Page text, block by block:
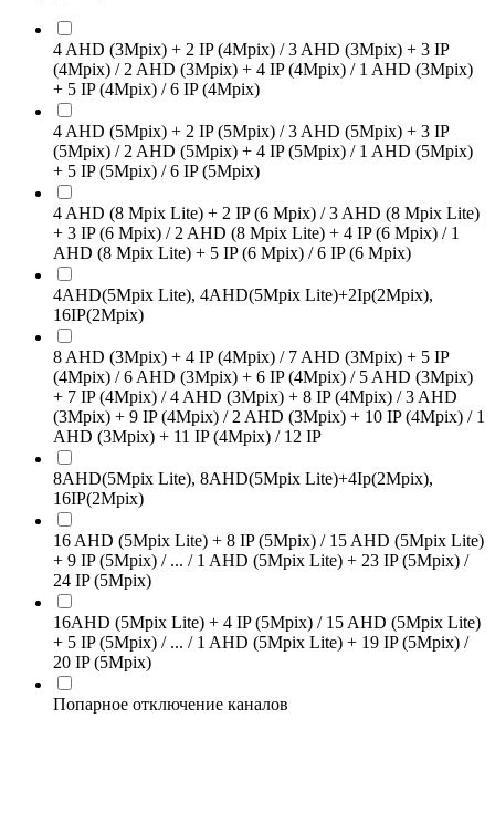
4 AHD (3Mpix) + 2 IP (4Mpix) / 3 AHD (3Mpix) + 3 IP
(4Mpix) / 2 AHD (3Mpix) + 4 IP (4Mpix) / 1 AHD (3Mpix)
+ 5 IP (4Mpix) / 6 IP (4Mpix)
4 AHD (5Mpix) + 2 IP (5Mpix) / 3 AHD (5Mpix) + 3 IP
(5Mpix) / 2 AHD (5Mpix) + 4 IP (5Mpix) / 1 AHD (5Mpix)
+ 5 IP (5Mpix) / 6 IP (5Mpix)
4 AHD (8 Mpix Lite) + 2 IP (6 Mpix) / 3 AHD (8 Mpix Lite)
+ 3 IP (6 Mpix) / 2 AHD (8 Mpix Lite) + 4 IP (6 Mpix) / 1
AHD (8 Mpix Lite) + 5 IP (6 Mpix) / 6 IP (6 Mpix)
4AHD(5Mpix Lite), 4AHD(5Mpix Lite)+2Ip(2Mpix),
16IP(2Mpix)
8 AHD (3Mpix) + 4 IP (4Mpix) / 7 AHD (3Mpix) + 5 IP
(4Mpix) / 6 AHD (3Mpix) + 6 IP (4Mpix) / 5 AHD (3Mpix)
+ 7 IP (4Mpix) / 4 AHD (3Mpix) + 8 IP (4Mpix) / 3 AHD
(3Mpix) + 9 IP (4Mpix) / 2 AHD (3Mpix) + 10 IP (4Mpix) / 1
AHD (3Mpix) + 11 IP (4Mpix) / 12 IP
8AHD(5Mpix Lite), 8AHD(5Mpix Lite)+4Ip(2Mpix),
16IP(2Mpix)
16 AHD (5Mpix Lite) + 8 IP (5Mpix) / 15 AHD (5Mpix Lite)
+ 9 IP (5Mpix) / ... / 1 AHD (5Mpix Lite) + 23 IP (5Mpix) /
24 IP (5Mpix)
16AHD (5Mpix Lite) + 4 IP (5Mpix) / 15 AHD (5Mpix Lite)
+ 5 IP (5Mpix) / ... / 1 AHD (5Mpix Lite) + 19 IP (5Mpix) /
20 IP (5Mpix)
Попарное отключение каналов